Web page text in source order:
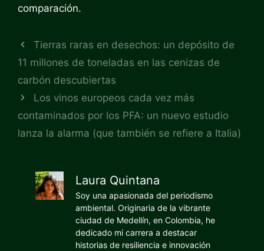
comparación.
Tierras raras en desechos: un depósito de
11 millones de toneladas en las cenizas de
carbón descubiertas
Los vinos europeos cada vez más
contaminados por los PFA: un nuevo estudio
lanza la alarma (que también se refiere a Italia)
Laura Quintana
Soy una apasionada del periodismo
ambiental. Originaria de la vibrante
ciudad de Medellín, en Colombia, he
dedicado mi carrera a destacar
historias de resiliencia e innovación